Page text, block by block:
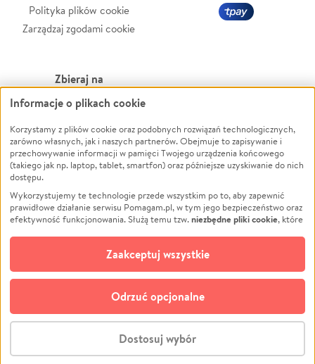
Stwórz zbiórkę - za darmo
Polityka plików cookie
Zarządzaj zgodami cookie
Zbieraj na
Leczenie
Zwierzęta
Pożar
Ukraina
Pomoc Finansowa
Projekty
Pogrzeb
Społeczność lokalna
Kultura
Powódź
Wichura
NGO
Edukacja
Podróż
Impreza
Ochrona środowiska
Biznes
© CROWDING SP. Z O.O.
Informacje o plikach cookie
Korzystamy z plików cookie oraz podobnych rozwiązań technologicznych,
zarówno własnych, jak i naszych partnerów. Obejmuje to zapisywanie i
przechowywanie informacji w pamięci Twojego urządzenia końcowego
(takiego jak np. laptop, tablet, smartfon) oraz późniejsze uzyskiwanie do nich
dostępu.
Wykorzystujemy te technologie przede wszystkim po to, aby zapewnić
prawidłowe działanie serwisu Pomagam.pl, w tym jego bezpieczeństwo oraz
efektywność funkcjonowania. Służą temu tzw.niezbędne pliki cookie, które
opcjonalnych plików cookie
technologii do celów analitycznych i retargetingowych. Możesz wyrazić
zgodę na ich stosowanie lub jej odmówić. W dowolnym momencie masz
możliwość zmiany swoich preferencji na stronie „Zarządzaj zgodami cookie”,
do której link znajdziesz w stopce serwisu Pomagam.pl. Opcjonalne pliki
cookie wykorzystywane są w następujących celach:
działanie serwisu Pomagam.pl. Dzięki nim możemy zrozumieć, jak
użytkownicy korzystają z naszego serwisu – skąd trafiają do serwisu, jak
Dostosuj wybór
Odrzuć opcjonalne
Zaakceptuj wszystkie